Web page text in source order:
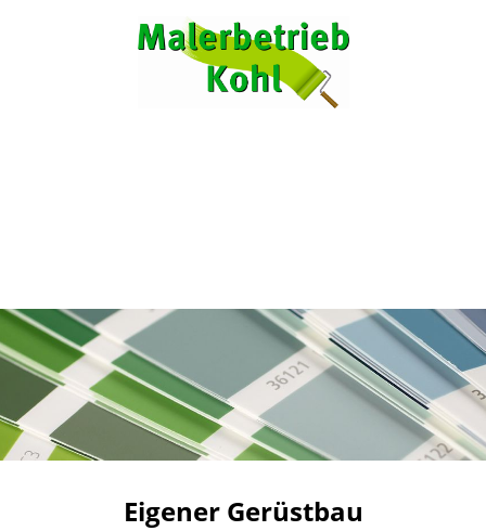
Eigener Gerüstbau